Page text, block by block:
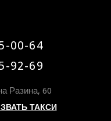
00-64
92-69
Разина, 60
ТАКСИ